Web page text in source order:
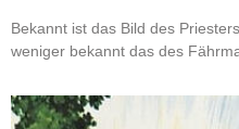
Bekannt ist das Bild des
weniger bekannt das des